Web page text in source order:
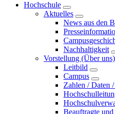
Hochschule
Aktuelles
News aus den
Nachhaltigkeit
Vorstellung (Über uns)
Leitbild
Campus
Zahlen / Daten
Beauftragte